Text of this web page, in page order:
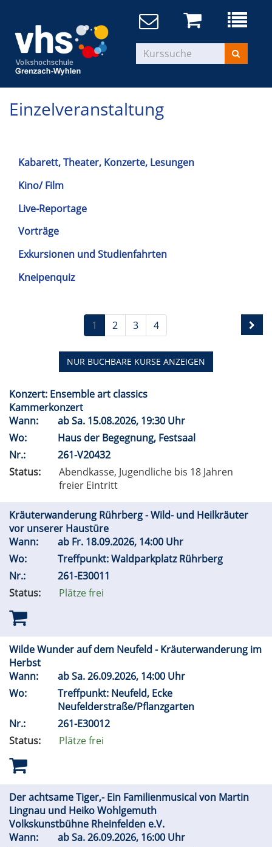
Einzelveranstaltung
Kabarett, Theater, Konzerte, Lesungen
Kino/ Film
Live-Reportage
Vorträge
Exkursionen und Studienfahrten
Kneipenquiz
1 2 3 4
NUR BUCHBARE KURSE ANZEIGEN
Konzert: Ensemble art classics
Kammerkonzert
Wann:
abSa. 15.08.2026, 19:30 Uhr
Wo:
Haus der Begegnung, Festsaal
Nr.:
261-V20432
Status:
Abendkasse, Jugendliche bis 18 Jahren
freier Eintritt
Kräuterwanderung Rührberg - Wild- und Heilkräuter
vor unserer Haustüre
Wann:
ab Fr. 18.09.2026, 14:00 Uhr
Wo:
Treffpunkt: Waldparkplatz Rührberg
Nr.:
261-E30011
Status:
Plätze frei
Wilde Wunder auf dem Neufeld - Kräuterwanderung im
Herbst
Wann:
abSa.26.09.2026, 14:00 Uhr
Wo:
Treffpunkt: Neufeld, Ecke
Neufelderstraße/Pflanzgarten
Nr.:
261-E30012
Status:
Plätze frei
Der achtsame Tiger,- Ein Familienmusical von Martin
Lingnau und Heiko Wohlgemuth
Volkskunstbühne Rheinfelden e.V.
Wann:
abSa.26.09.2026, 16:00 Uhr